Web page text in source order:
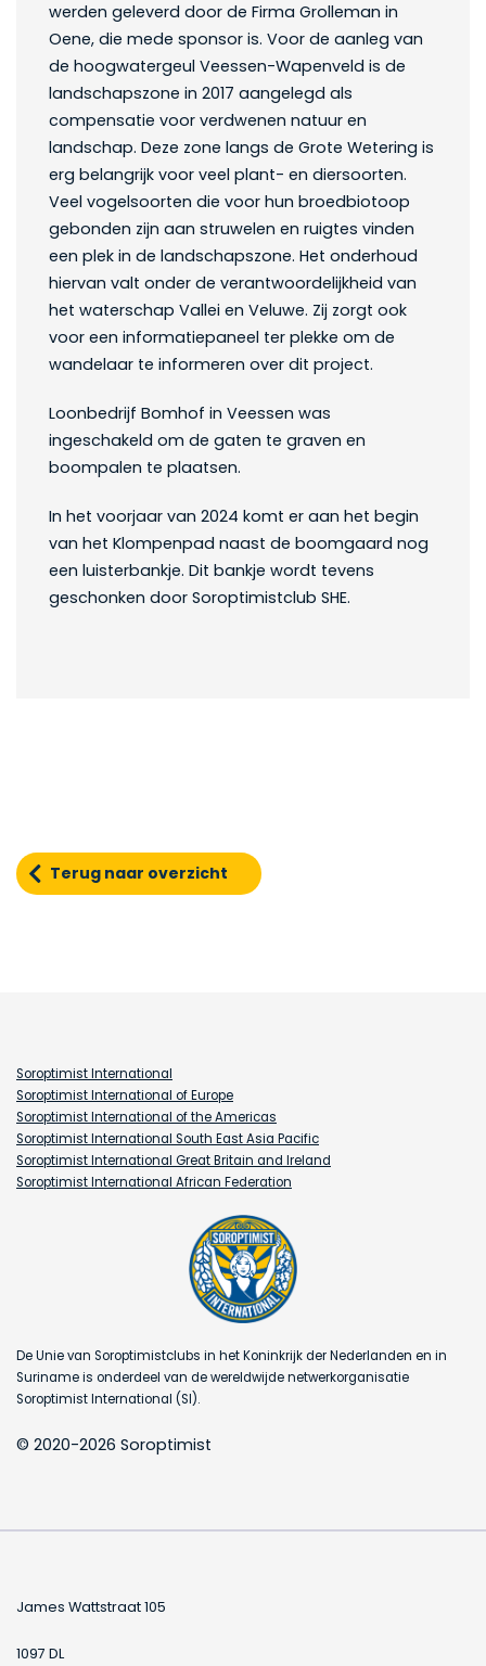
werden geleverd door de Firma Grolleman in
Oene, die mede sponsor is. Voor de aanleg van
de hoogwatergeul Veessen-Wapenveld is de
landschapszone in 2017 aangelegd als
compensatie voor verdwenen natuur en
landschap. Deze zone langs de Grote Wetering is
erg belangrijk voor veel plant- en diersoorten.
Veel vogelsoorten die voor hun broedbiotoop
gebonden zijn aan struwelen en ruigtes vinden
een plek in de landschapszone. Het onderhoud
hiervan valt onder de verantwoordelijkheid van
het waterschap Vallei en Veluwe. Zij zorgt ook
voor een informatiepaneel ter plekke om de
wandelaar te informeren over dit project.
Loonbedrijf Bomhof in Veessen was
ingeschakeld om de gaten te graven en
boompalen te plaatsen.
In het voorjaar van 2024 komt er aan het begin
van het Klompenpad naast de boomgaard nog
een luisterbankje. Dit bankje wordt tevens
geschonken door Soroptimistclub SHE.
Terug naar overzicht
Soroptimist International
Soroptimist International of Europe
Soroptimist International of the Americas
Soroptimist International South East Asia Pacific
Soroptimist International Great Britain and Ireland
Soroptimist International African Federation
De Unie van Soroptimistclubs in het Koninkrijk der Nederlanden en in
Suriname is onderdeel van de wereldwijde netwerkorganisatie
Soroptimist International (SI).
© 2020-2026 Soroptimist
James Wattstraat 105
1097 DL